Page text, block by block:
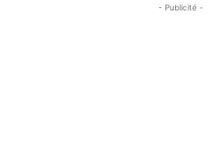
- Publicité -